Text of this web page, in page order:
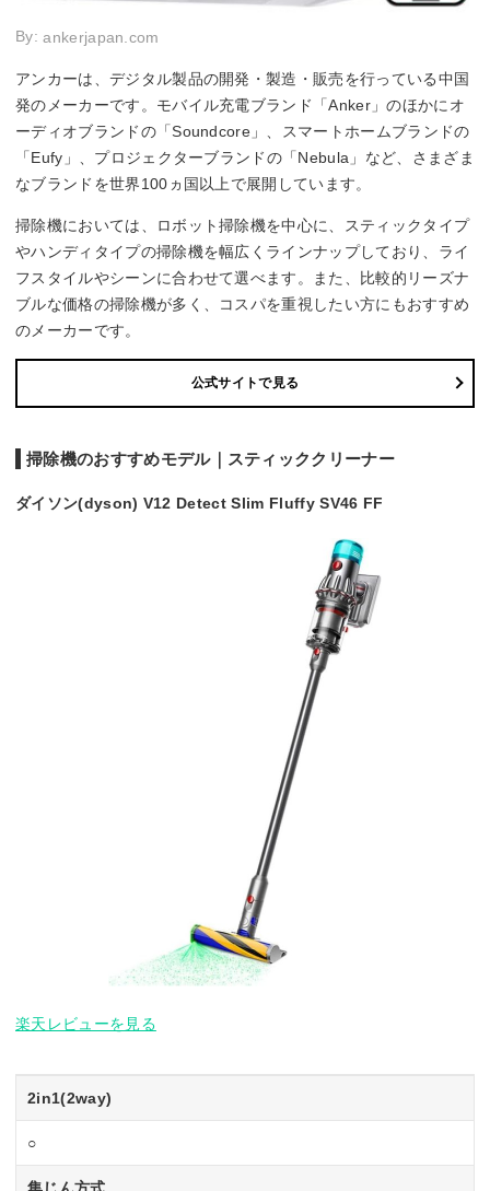
By:ankerjapan.com
アンカーは、デジタル製品の開発・製造・販売を行っている中国
発のメーカーです。モバイル充電ブランド「Anker」のほかにオ
ーディオブランドの「Soundcore」、スマートホームブランドの
「Eufy」、プロジェクターブランドの「Nebula」など、さまざま
なブランドを世界100ヵ国以上で展開しています。
掃除機においては、ロボット掃除機を中心に、スティックタイプ
やハンディタイプの掃除機を幅広くラインナップしており、ライ
フスタイルやシーンに合わせて選べます。また、比較的リーズナ
ブルな価格の掃除機が多く、コスパを重視したい方にもおすすめ
のメーカーです。
公式サイトで見る
掃除機のおすすめモデル｜スティッククリーナー
ダイソン(dyson) V12 Detect Slim Fluffy SV46 FF
楽天レビューを見る
2in1(2way)
○